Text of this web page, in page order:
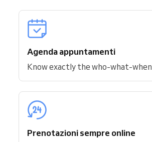
Agenda appuntamenti
Know exactly the who-what-
Prenotazioni sempre online